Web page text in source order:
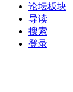
论坛板块
导读
搜索
登录